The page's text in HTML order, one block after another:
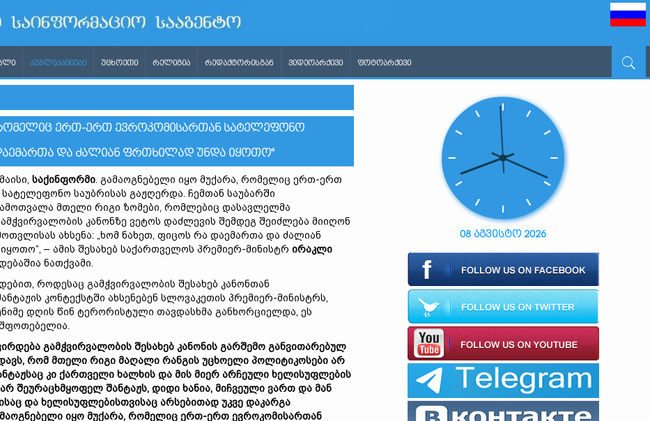
ᲞᲣᲑᲚᲘᲙᲐᲪᲘᲔᲑᲘ ᲣᲪᲮᲝᲔᲗᲘ ᲠᲔᲚᲘᲒᲘᲐ ᲠᲔᲓᲐᲥᲢᲝᲠᲘᲡᲒᲐᲜ ᲕᲘᲓᲔᲝᲐᲠᲥᲘᲕᲘ ᲤᲝᲢᲝᲐᲠᲥᲘᲕᲘ
ᲠᲝᲛᲔᲚᲘᲪ ᲔᲠᲗ-ᲔᲠᲗ ᲔᲕᲠᲝᲙᲝᲛᲘᲡᲐᲠᲗᲐᲜ ᲡᲐᲢᲔᲚᲔᲤᲝᲜᲝ
ᲓᲐ ᲫᲐᲚᲘᲐᲜ ᲤᲠᲗᲮᲘᲚᲐᲓ ᲣᲜᲓᲐ ᲘᲧᲝᲗᲝ“
საქინფორმი. გამაოგნებელი იყო მუქარა, რომელიც ერთ-ერთ
საუბრისას გაჟღერდა. ჩემთან საუბარში
მთელი რიგი ზომები, რომლებიც დასავლელმა
კანონზე ვეტოს დაძლევის შემდეგ შეიძლება მიიღონ
ახსენა: „ხომ ნახეთ, ფიცოს რა დაემართა და ძალიან
– ამის შესახებ საქართველოს პრემიერ-მინისტრ ირაკლი
ნათქვამი.
როდესაც გამჭვირვალობის შესახებ კანონთან
კონტექსტში ახსენებენ სლოვაკეთის პრემიერ-მინისტრს,
დღის წინ ტერორისტული თავდასხმა განხორციელდა, ეს
გამჭვირვალობის შესახებ კანონის გარშემო განვითარებულ
რომ მთელი რიგი მაღალი რანგის უცხოელი პოლიტიკოსები არ
კი ქართველი ხალხის და მის მიერ არჩეული ხელისუფლების
შეურაცხმყოფელ შანტაჟს, დიდი ხანია, მიჩვეული ვართ და მან
და ხელისუფლებისთვისაც არსებითად უკვე დაკარგა
იყო მუქარა, რომელიც ერთ-ერთ ევროკომისართან
08 აგვისტო 2026